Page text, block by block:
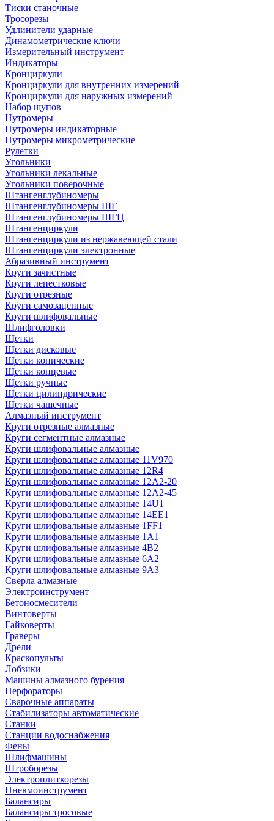
Тиски станочные
Тросорезы
Удлинители ударные
Динамометрические ключи
Измерительный инструмент
Индикаторы
Кронциркули
Кронциркули для внутренних измерений
Кронциркули для наружных измерений
Набор щупов
Нутромеры
Нутромеры индикаторные
Нутромеры микрометрические
Рулетки
Угольники
Угольники лекальные
Угольники поверочные
Штангенглубиномеры
Штангенглубиномеры ШГ
Штангенглубиномеры ШГЦ
Штангенциркули
Штангенциркули из нержавеющей стали
Штангенциркули электронные
Абразивный инструмент
Круги зачистные
Круги лепестковые
Круги отрезные
Круги самозацепные
Круги шлифовальные
Шлифголовки
Щетки
Щетки дисковые
Щетки конические
Щетки концевые
Щетки ручные
Щетки цилиндрические
Щетки чашечные
Алмазный инструмент
Круги отрезные алмазные
Круги сегментные алмазные
Круги шлифовальные алмазные
Круги шлифовальные алмазные 11V970
Круги шлифовальные алмазные 12R4
Круги шлифовальные алмазные 12А2-20
Круги шлифовальные алмазные 12А2-45
Круги шлифовальные алмазные 14U1
Круги шлифовальные алмазные 14ЕЕ1
Круги шлифовальные алмазные 1FF1
Круги шлифовальные алмазные 1А1
Круги шлифовальные алмазные 4В2
Круги шлифовальные алмазные 6A2
Круги шлифовальные алмазные 9А3
Сверла алмазные
Электроинструмент
Бетоносмесители
Винтоверты
Гайковерты
Граверы
Дрели
Краскопульты
Лобзики
Машины алмазного бурения
Перфораторы
Сварочные аппараты
Стабилизаторы автоматические
Станки
Станции водоснабжения
Фены
Шлифмашины
Штроборезы
Электроплиткорезы
Пневмоинструмент
Балансиры
Балансиры тросовые